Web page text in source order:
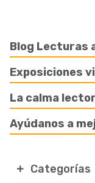
Blog Lecturas
Exposiciones
La calma
Ayúdanos a
Categorías